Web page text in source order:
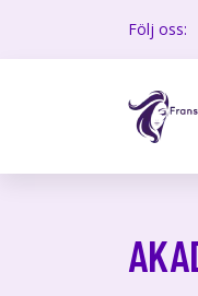
Följ oss: